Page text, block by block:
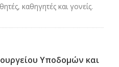
καθηγητές και γονείς.
Υποδομών και